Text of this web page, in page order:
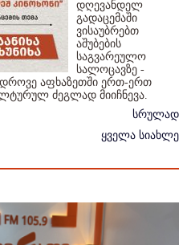
დღევანდელ
გადაცემაში
ვისაუბრებთ
აშუბების
საგვარეულო
სალოცავზე -
აფხაზეთში ერთ-ერთ
ძეგლად მიიჩნევა.
სრულად
ყველა სიახლე